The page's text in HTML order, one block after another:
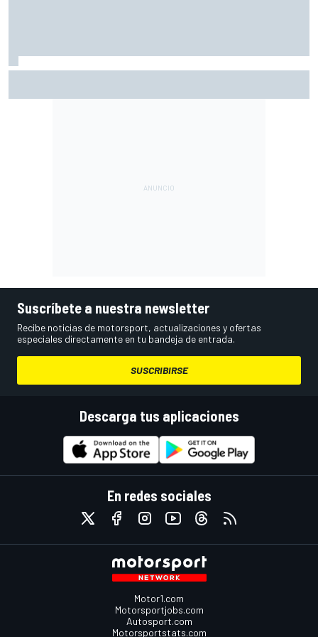
Suscríbete a nuestra newsletter
Recibe noticias de motorsport, actualizaciones y ofertas
especiales directamente en tu bandeja de entrada.
SUSCRIBIRSE
Descarga tus aplicaciones
En redes sociales
Motor1.com
Motorsportjobs.com
Autosport.com
Motorsportstats.com